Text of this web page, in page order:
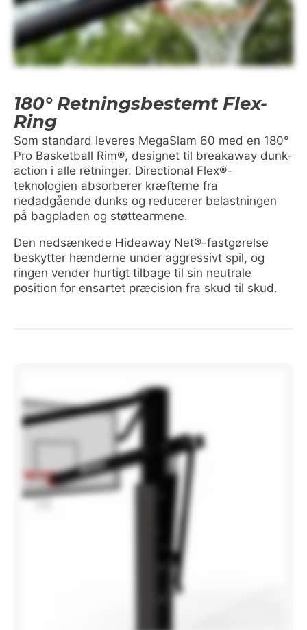
180° Retningsbestemt Flex-
Ring
Som standard leveres MegaSlam 60 med en 180°
Pro Basketball Rim®, designet til breakaway dunk-
action i alle retninger. Directional Flex®-
teknologien absorberer kræfterne fra
nedadgående dunks og reducerer belastningen
på bagpladen og støttearmene.
Den nedsænkede Hideaway Net®-fastgørelse
beskytter hænderne under aggressivt spil, og
ringen vender hurtigt tilbage til sin neutrale
position for ensartet præcision fra skud til skud.